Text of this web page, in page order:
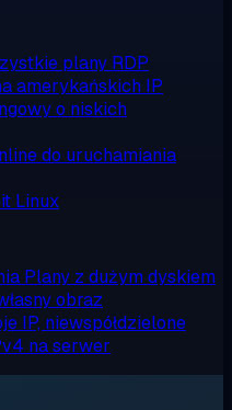
plany RDP
amerykańskich IP
o niskich
do uruchamiania
Linux
Plany z dużym dyskiem
obraz
IP, niewspółdzielone
na serwer